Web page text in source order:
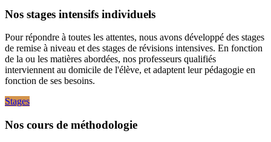
Nos stages intensifs individuels
Pour répondre à toutes les attentes, nous avons développé des stages
de remise à niveau et des stages de révisions intensives. En fonction
de la ou les matières abordées, nos professeurs qualifiés
interviennent au domicile de l'élève, et adaptent leur pédagogie en
fonction de ses besoins.
Stages
Nos cours de méthodologie